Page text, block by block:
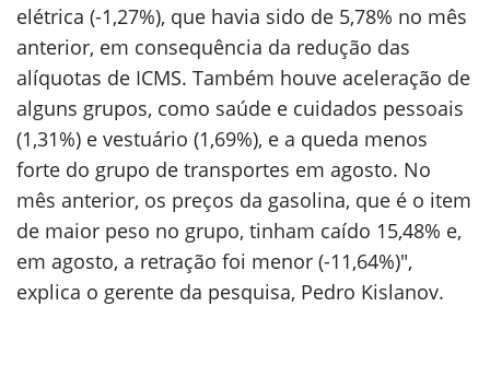
elétrica (-1,27%), que havia sido de 5,78% no mês
anterior, em consequência da redução das
alíquotas de ICMS. Também houve aceleração de
alguns grupos, como saúde e cuidados pessoais
(1,31%) e vestuário (1,69%), e a queda menos
forte do grupo de transportes em agosto. No
mês anterior, os preços da gasolina, que é o item
de maior peso no grupo, tinham caído 15,48% e,
em agosto, a retração foi menor (-11,64%)",
explica o gerente da pesquisa, Pedro Kislanov.